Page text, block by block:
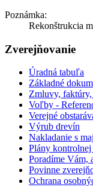
Poznámka:
Rekonštrukcia
Zverejňovanie
Úradná tabuľa
Základné
Zmluvy,
Voľby -
Verejné
Výrub drevín
Nakladanie s
Plány kontrolnej
Poradíme Vám,
Povinne
Ochrana